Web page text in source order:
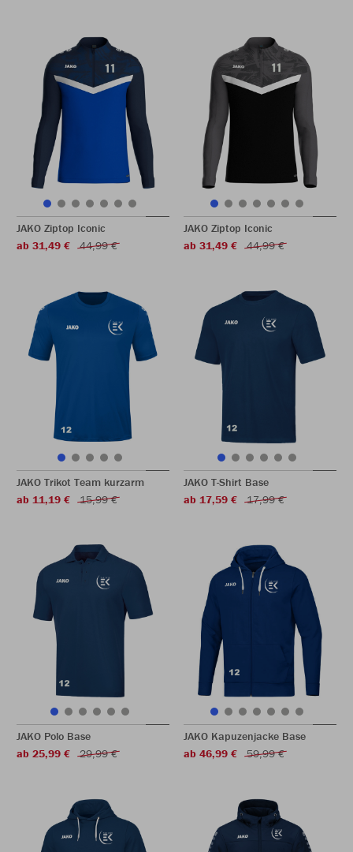
JAKO Ziptop Iconic
ab 31,49 €
44,99 €
JAKO Ziptop Iconic
ab 31,49 €
44,99 €
JAKO Trikot Team kurzarm
ab 11,19 €
15,99 €
JAKO T-Shirt Base
ab 17,59 €
17,99 €
JAKO Polo Base
ab 25,99 €
29,99 €
JAKO Kapuzenjacke Base
ab 46,99 €
59,99 €